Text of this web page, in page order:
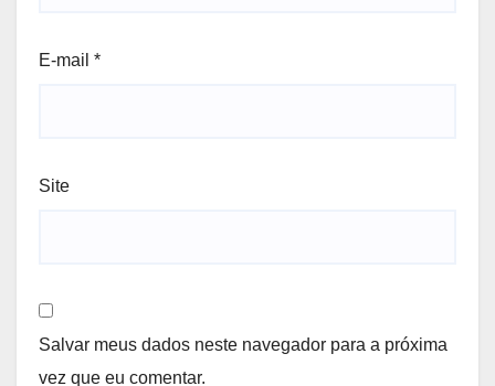
E-mail *
Site
Salvar meus dados neste navegador para a próxima
vez que eu comentar.